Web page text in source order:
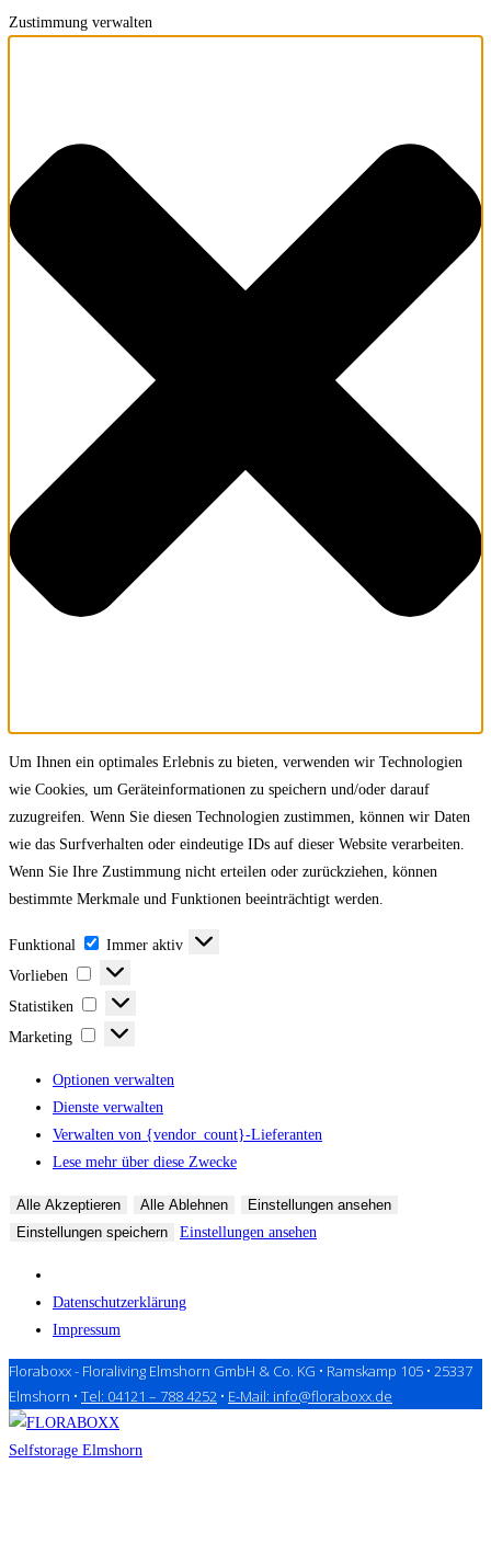
Zustimmung verwalten
Um Ihnen ein optimales Erlebnis zu bieten, verwenden wir Technologien
wie Cookies, um Geräteinformationen zu speichern und/oder darauf
zuzugreifen. Wenn Sie diesen Technologien zustimmen, können wir Daten
wie das Surfverhalten oder eindeutige IDs auf dieser Website verarbeiten.
Wenn Sie Ihre Zustimmung nicht erteilen oder zurückziehen, können
bestimmte Merkmale und Funktionen beeinträchtigt werden.
Funktional Funktional
Immer aktiv
Vorlieben
Vorlieben
Statistiken Statistiken
Marketing Marketing
Optionen verwalten
Dienste verwalten
Verwalten von {vendor_count}-Lieferanten
Lese mehr über diese Zwecke
Alle Akzeptieren Alle Ablehnen
Einstellungen ansehen
Einstellungen speichern
Einstellungen ansehen
Datenschutzerklärung
Impressum
Zum
Inhalt
springen
Floraboxx - Floraliving Elmshorn GmbH & Co. KG • Ramskamp 105 • 25337
Elmshorn • Tel: 04121 – 788 4252 • E-Mail: info@floraboxx.de